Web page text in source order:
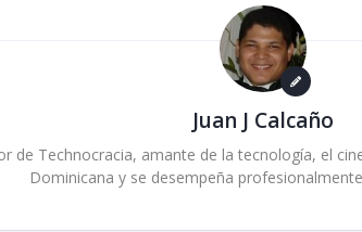
Juan J Calcaño
de Technocracia, amante de la tecnología, el
Dominicana y se desempeña